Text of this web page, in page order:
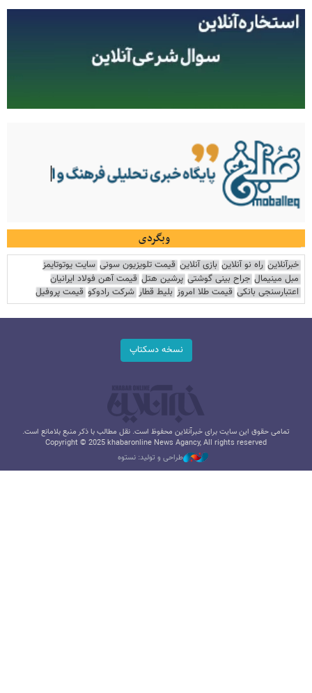
وبگردی
خبرآنلاین راه نو آنلاین بازی آنلاین قیمت تلویزیون سونی سایت یوتوتایمز
مبل مینیمال جراح بینی گوشتی پرشین هتل قیمت آهن فولاد ایرانیان
اعتبارسنجی بانکی قیمت طلا امروز بلیط قطار شرکت رادوکو قیمت پروفیل
نسخه دسکتاپ
تمامی حقوق این سایت برای خبرآنلاین محفوظ است. نقل مطالب با ذکر منبع بلامانع است.
Copyright © 2025 khabaronline News Agancy, All rights reserved
طراحی و تولید: نستوه